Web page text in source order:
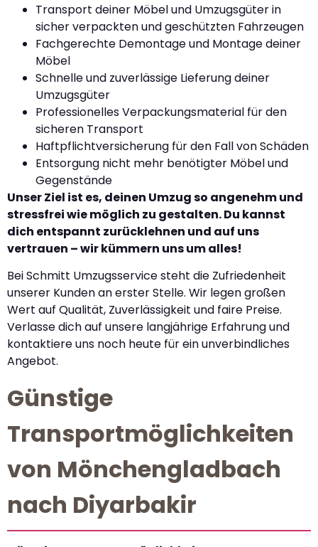
Transport deiner Möbel und Umzugsgüter in
sicher verpackten und geschützten Fahrzeugen
Fachgerechte Demontage und Montage deiner
Möbel
Schnelle und zuverlässige Lieferung deiner
Umzugsgüter
Professionelles Verpackungsmaterial für den
sicheren Transport
Haftpflichtversicherung für den Fall von Schäden
Entsorgung nicht mehr benötigter Möbel und
Gegenstände
Unser Ziel ist es, deinen Umzug so angenehm und
stressfrei wie möglich zu gestalten. Du kannst
dich entspannt zurücklehnen und auf uns
vertrauen – wir kümmern uns um alles!
Bei Schmitt Umzugsservice steht die Zufriedenheit
unserer Kunden an erster Stelle. Wir legen großen
Wert auf Qualität, Zuverlässigkeit und faire Preise.
Verlasse dich auf unsere langjährige Erfahrung und
kontaktiere uns noch heute für ein unverbindliches
Angebot.
Günstige
Transportmöglichkeiten
von Mönchengladbach
nach Diyarbakir